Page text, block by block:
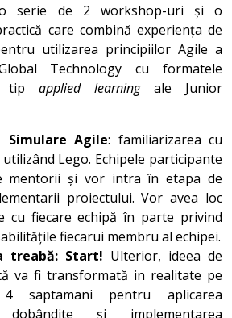
o serie de 2 workshop-uri și o
care combină experiența de
utilizarea principiilor Agile a
Technology cu formatele
tip applied learningale Junior
Simulare Agile: familiarizarea cu
Lego. Echipele participante
mentorii și vor intra în etapa de
proiectului. Vor avea loc
cu fiecare echipă în parte privind
fiecarui membru al echipei.
treabă: Start! Ulterior, ideea de
va fi transformată in realitate pe
saptamani pentru aplicarea
dobândite și implementarea